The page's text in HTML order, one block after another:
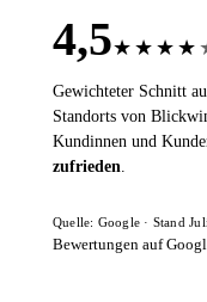
4,5★ ★ ★ ★
Gewichteter Schnitt
Standorts von
Kundinnen und
zufrieden.
Quelle: Google · Stand
Bewertungen auf